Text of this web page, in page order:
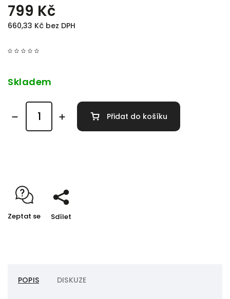
799 Kč
660,33 Kč bez DPH
Skladem
Přidat do košíku
Zeptat se Sdílet
POPIS DISKUZE